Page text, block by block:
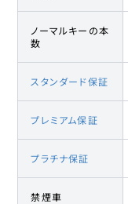
ノーマルキーの本
数
スタンダード保証
プレミアム保証
プラチナ保証
禁煙車